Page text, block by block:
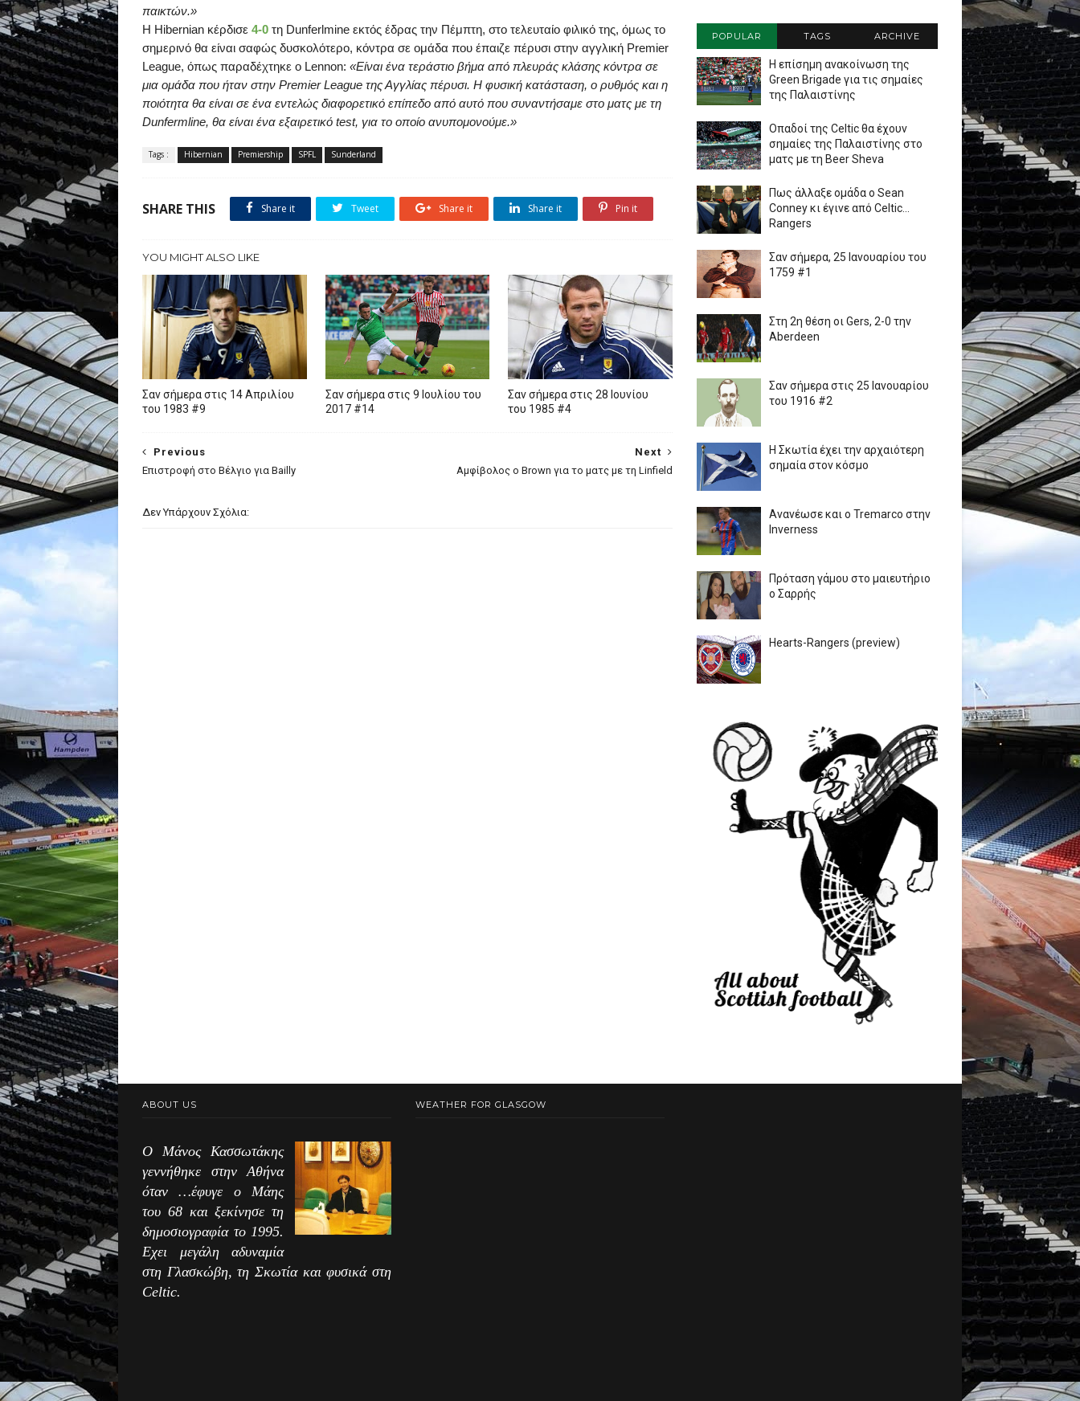
παικτών.»
Η Hibernian κέρδισε 4-0 τη Dunferlmine εκτός έδρας την Πέμπτη, στο τελευταίο φιλικό της, όμως το
σημερινό θα είναι σαφώς δυσκολότερο, κόντρα σε ομάδα που έπαιζε πέρυσι στην αγγλική Premier
League, όπως παραδέχτηκε ο Lennon: «Eίναι ένα τεράστιο βήμα από πλευράς κλάσης κόντρα σε
μια ομάδα που ήταν στην Premier League τηςΑγγλίας πέρυσι. Η φυσική κατάσταση, ο ρυθμός και η
ποιότητα θα είναι σε ένα εντελώς διαφορετικό επίπεδο από αυτό που συναντήσαμε στο ματς με τη
Dunfermline, θα είναι ένα εξαιρετικό test, για το οποίο ανυπομονούμε.»
Tags : Hibernian Premiership SPFL Sunderland
SHARE THIS Share it Tweet Share it Share it Pin it
YOU MIGHT ALSO LIKE
Σαν σήμερα στις 14 Απριλίου
του 1983 #9
Σαν σήμερα στις 9 Ιουλίου του
2017 #14
Σαν σήμερα στις 28 Ιουνίου
του 1985 #4
Next
Αμφίβολος ο Brown για το ματς με τη Linfield
Previous
Eπιστροφή στο Βέλγιο για Bailly
Δεν Υπάρχουν Σχόλια:
POPULAR TAGS ARCHIVE
Η επίσημη ανακοίνωση της
Green Brigade για τις σημαίες
της Παλαιστίνης
Οπαδοί της Celtic θα έχουν
σημαίες της Παλαιστίνης στο
ματς με τη Beer Sheva
Πως άλλαξε ομάδα ο Sean
Conney κι έγινε από Celtic...
Rangers
Σαν σήμερα, 25 Ιανουαρίου του
1759 #1
Στη 2η θέση οι Gers, 2-0 την
Aberdeen
Σαν σήμερα στις 25 Ιανουαρίου
του 1916 #2
Η Σκωτία έχει την αρχαιότερη
σημαία στον κόσμο
Ανανέωσε και ο Tremarco στην
Inverness
Πρόταση γάμου στο μαιευτήριο
ο Σαρρής
Hearts-Rangers (preview)
ABOUT US
Ο Μάνος Κασσωτάκης
γεννήθηκε στην Αθήνα
όταν …έφυγε ο Μάης
του 68 και ξεκίνησε τη
δημοσιογραφία το 1995.
Εχει μεγάλη αδυναμία
στη Γλασκώβη, τη Σκωτία και φυσικά στη
Celtic.
WEATHER FOR GLASGOW